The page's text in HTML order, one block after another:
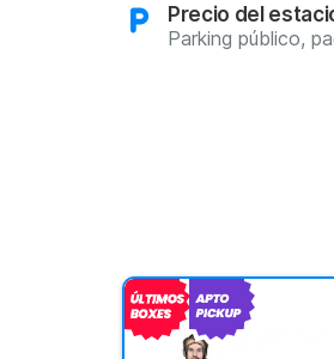
Precio del
Parking público,